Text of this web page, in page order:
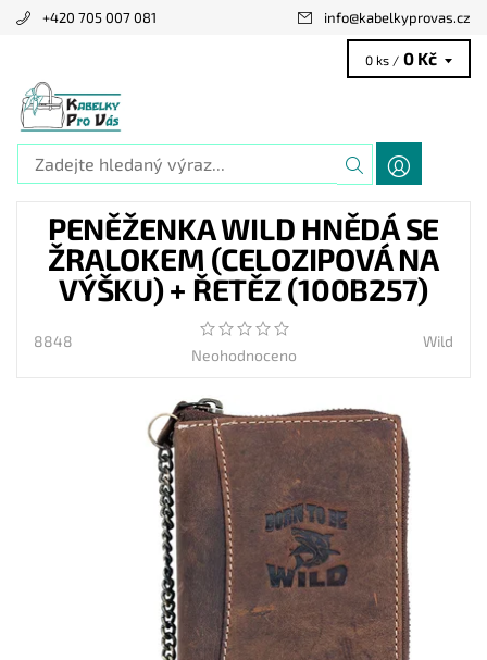
+420 705 007 081 info@kabelkyprovas.cz
0 ks / 0 Kč
PENĚŽENKA WILD HNĚDÁ SE
ŽRALOKEM (CELOZIPOVÁ NA
VÝŠKU) + ŘETĚZ (100B257)
8848
Neohodnoceno
Wild